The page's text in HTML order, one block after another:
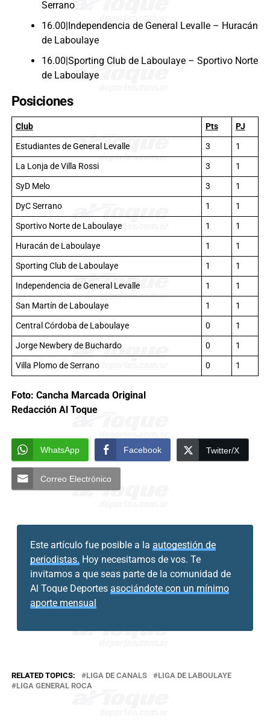
Serrano
16.00|Independencia de General Levalle – Huracán
de Laboulaye
16.00|Sporting Club de Laboulaye – Sportivo Norte
de Laboulaye
Posiciones
Club Pts
PJ
Estudiantes de General Levalle
3
1
La Lonja de Villa Rossi
3
1
SyD Melo
3
1
DyC Serrano
1
1
Sportivo Norte de Laboulaye
1
1
Huracán de Laboulaye
1
1
Sporting Club de Laboulaye
1
1
Independencia de General Levalle
1
1
San Martín de Laboulaye
1
1
Central Córdoba de Laboulaye
0
1
Jorge Newbery de Buchardo
0
1
Villa Plomo de Serrano
0 1
Foto: Cancha Marcada Original
Redacción Al Toque
WhatsApp Facebook Twitter/X
Correo Electrónico
Este artículo fue posible a la autogestión de
periodistas. Hoy necesitamos de vos. Te
invitamos a que seas parte de la comunidad de
Al Toque Deportes asociándote con un mínimo
aporte mensual
RELATED TOPICS: LIGA DE CANALS
LIGA DE LABOULAYE
LIGA GENERAL ROCA